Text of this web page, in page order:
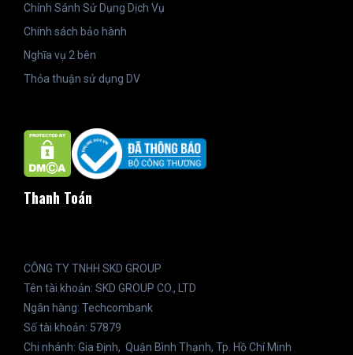
Chính Sánh Sử Dụng Dịch Vụ
Chính sách bảo hành
Nghĩa vụ 2 bên
Thỏa thuận sử dụng DV
Thanh Toán
CÔNG TY TNHH SKD GROUP
Tên tài khoản: SKD GROUP CO., LTD
Ngân hàng: Techcombank
Số tài khoản: 57879
Chi nhánh: Gia Định, Quận Bình Thạnh, Tp. Hồ Chí Minh